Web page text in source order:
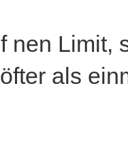
nen Limit,
als